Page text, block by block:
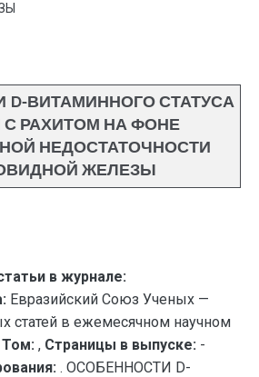
ВИТАМИННОГО СТАТУСА
С РАХИТОМ НА ФОНЕ
НЕДОСТАТОЧНОСТИ
ЖЕЛЕЗЫ
в журнале:
Евразийский Союз Ученых —
статей в ежемесячном научном
Том: , Страницы в выпуске: -
. ОСОБЕННОСТИ D-